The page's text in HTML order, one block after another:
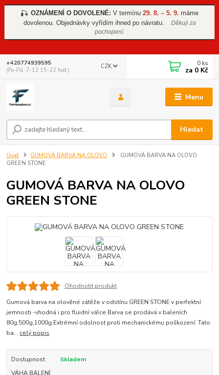
🎣 OZNÁMENÍ O DOVOLENÉ: V termínu 29. 8. – 5. 9. máme
dovolenou. Objednávky vyřídím ihned po návratu.
Děkuji za
pochopení.
Menu
CZK
Hledat
+420774939595
(Po-Pá, 7-12 15-22 hod.)
0 ks
za 0 Kč
Úvod GUMOVÁ BARVA NA OLOVO
GUMOVÁ BARVA NA OLOVO
GREEN STONE
GUMOVÁ BARVA NA OLOVO
GREEN STONE
Ohodnotit produkt
Gumová barva na olověné zátěže v odstínu GREEN STONE v perfektní
jemnosti -vhodná i pro fluidní válce.Barva se prodává v baleních
80g,500g,1000g.Extrémní odolnost proti mechanickému poškození. Tato
ba... celý popis
Dostupnost
Skladem
VÁHA BALENÍ